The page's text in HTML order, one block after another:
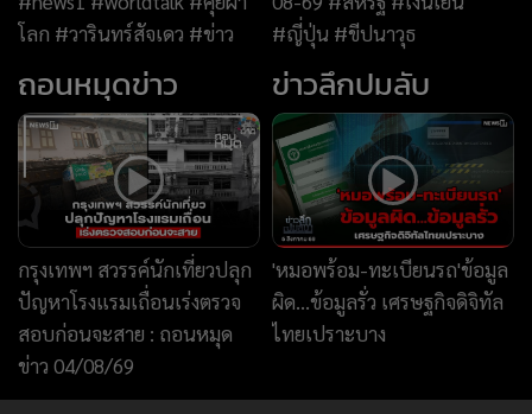
โลก #วารินทร์สัจเดว #ข่าว
#ญี่ปุ่น #ขีปนาวุธ
ถอนหมุดข่าว
กรุงเทพฯ สวรรค์นักเที่ยวปลุก
ปัญหาโรงแรมเถื่อนเร่งตรวจ
สอบก่อนจะสาย : ถอนหมุด
ข่าว 04/08/69
ข่าวลึกปมลับ
'หมอพร้อม-ทะเบียนรถ'ข้อมูล
ผิด...ข้อมูลรั่ว เศรษฐกิจดิจิทัล
ไทยเปราะบาง